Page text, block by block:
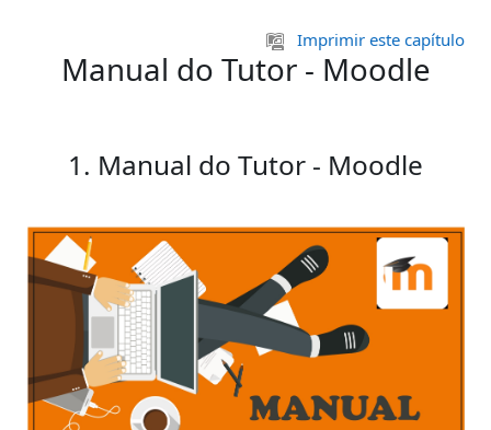
Imprimir este capítulo
Manual do Tutor - Moodle
1. Manual do Tutor - Moodle